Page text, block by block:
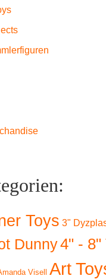
Toys 3"
Dunny4" - 8"
Visell Art